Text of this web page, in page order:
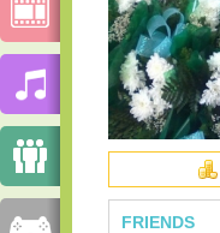
FRIENDS